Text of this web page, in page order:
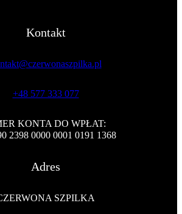
Kontakt
+48 577 333 077
KONTA DO WPŁAT:
2398 0000 0001 0191 1368
Adres
SZPILKA